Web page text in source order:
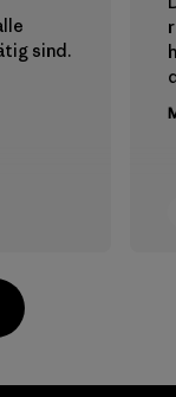
sind.